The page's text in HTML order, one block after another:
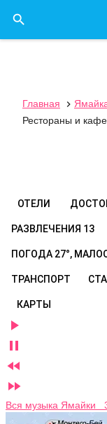

Главная 
Рестораны и кафе
ОТЕЛИ
РАЗВЛЕЧЕНИЯ 13
ПОГОДА 27°,
ТРАНСПОРТ
КАРТЫ




Вся музыка Ямайки